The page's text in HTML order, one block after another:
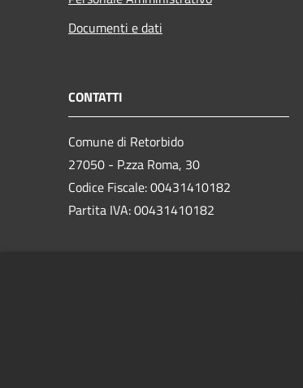
Documenti e dati
CONTATTI
Comune di Retorbido
27050 - P.zza Roma, 30
Codice Fiscale: 00431410182
Partita IVA: 00431410182